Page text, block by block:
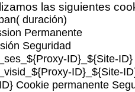
las siguientes
duración)
Permanente
Seguridad
ID}_${Site-
ID}_${Site-
Cookie permanente